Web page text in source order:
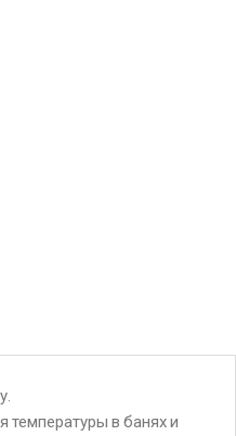
температуры в банях и